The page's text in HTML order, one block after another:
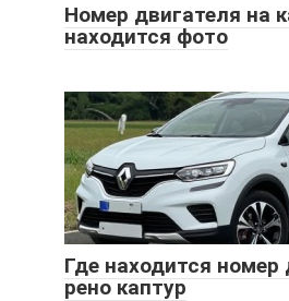
Номер двигателя на
находится фото
Где находится номер
рено каптур